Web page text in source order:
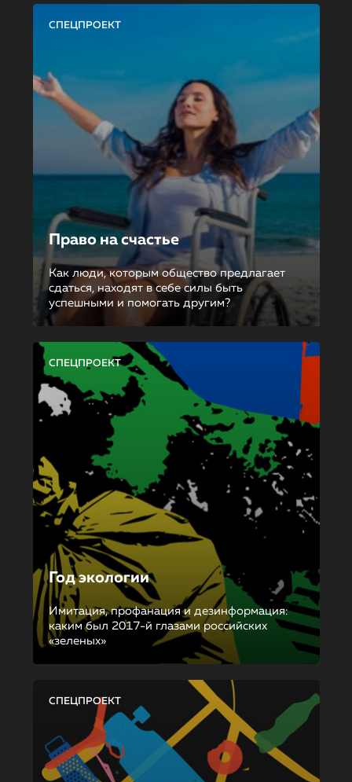
СПЕЦПРОЕКТ
Право на счастье
Как люди, которым общество предлагает
сдаться, находят в себе силы быть
успешными и помогать другим?
СПЕЦПРОЕКТ
Год экологии
Имитация, профанация и дезинформация:
каким был 2017-й глазами российских
«зеленых»
СПЕЦПРОЕКТ